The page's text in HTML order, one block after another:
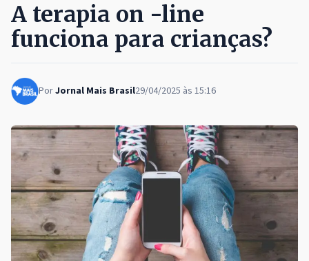
A terapia on -line
funciona para crianças?
PorJornal Mais Brasil29/04/2025 às 15:16